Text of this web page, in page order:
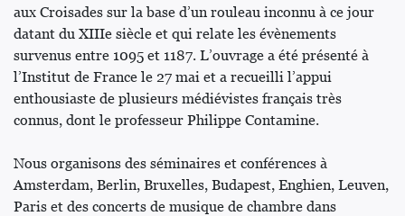
aux Croisades sur la base d’un rouleau inconnu à ce jour
datant du XIIIe siècle et qui relate les évènements
survenus entre 1095 et 1187. L’ouvrage a été présenté à
l’Institut de France le 27 mai et a recueilli l’appui
enthousiaste de plusieurs médiévistes français très
connus, dont le professeur Philippe Contamine.
Nous organisons des séminaires et conférences à
Amsterdam, Berlin, Bruxelles, Budapest, Enghien, Leuven,
Paris et des concerts de musique de chambre dans